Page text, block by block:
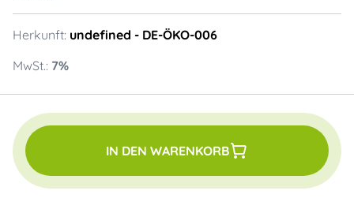
Herkunft: undefined - DE-ÖKO-006
MwSt.: 7%
IN DEN WARENKORB